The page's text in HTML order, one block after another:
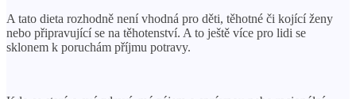
A tato dieta rozhodně není vhodná pro děti, těhotné či kojící ženy
nebo připravující se na těhotenství. A to ještě více pro lidi se
sklonem k poruchám příjmu potravy.